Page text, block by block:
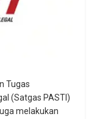
Tugas
(Satgas PASTI)
melakukan